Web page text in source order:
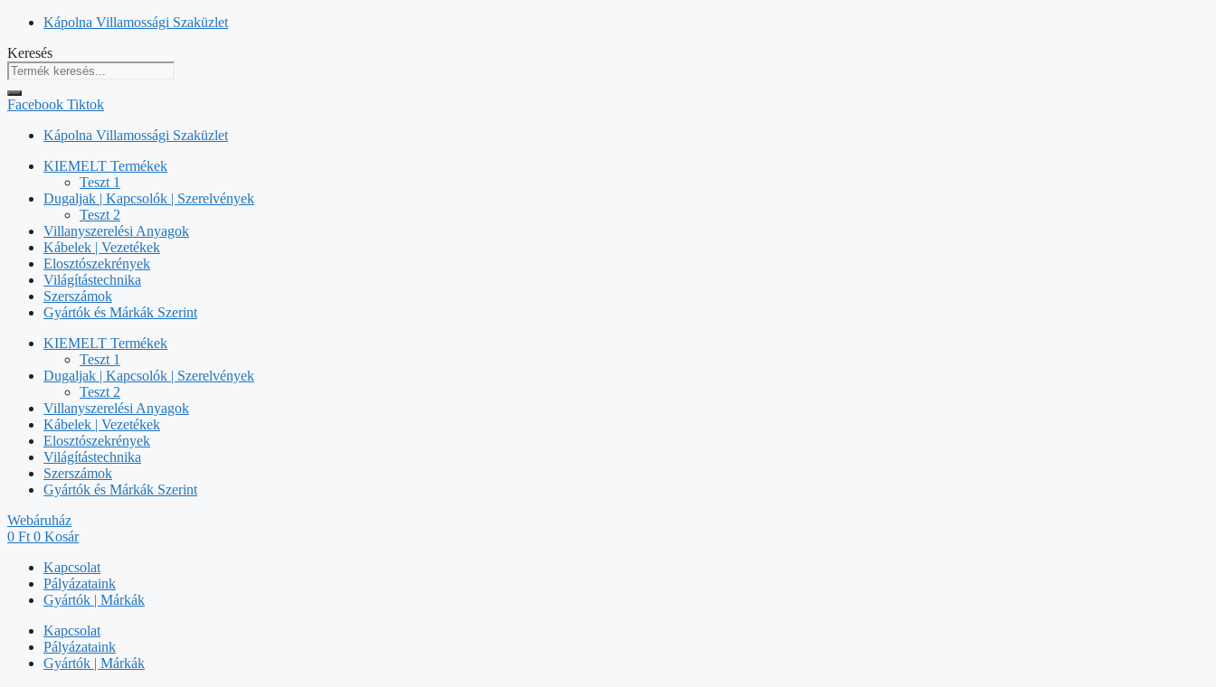
Kilépés
tartalomba
Kápolna Villamossági Szaküzlet
Keresés
Facebook Tiktok
Kápolna Villamossági Szaküzlet
KIEMELT Termékek
Teszt 1
Dugaljak | Kapcsolók | Szerelvények
Teszt 2
Villanyszerelési Anyagok
Kábelek | Vezetékek
Elosztószekrények
Világítástechnika
Szerszámok
Gyártók és Márkák Szerint
KIEMELT Termékek
Teszt 1
Dugaljak | Kapcsolók | Szerelvények
Teszt 2
Villanyszerelési Anyagok
Kábelek | Vezetékek
Elosztószekrények
Világítástechnika
Szerszámok
Gyártók és Márkák Szerint
Webáruház
0 Ft 0 Kosár
Kapcsolat
Pályázataink
Gyártók | Márkák
Kapcsolat
Pályázataink
Gyártók | Márkák